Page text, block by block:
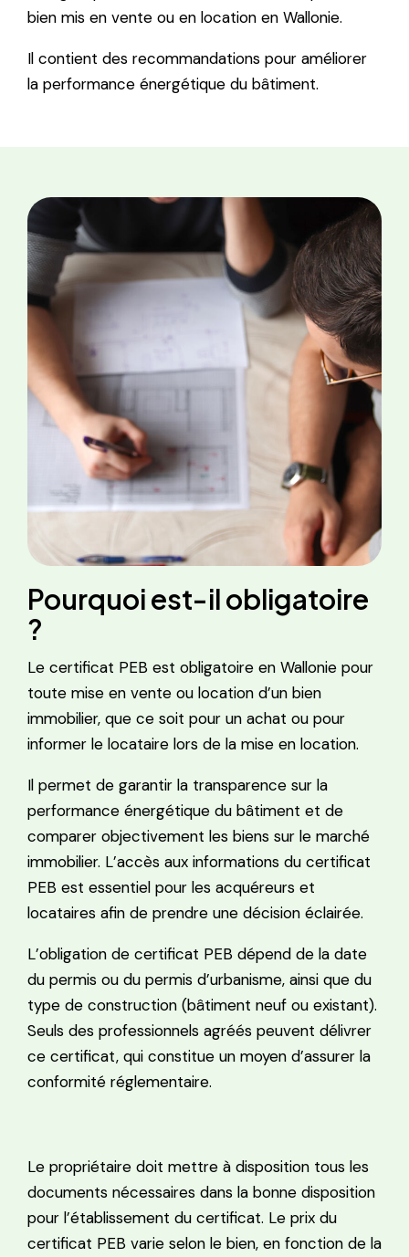
bien mis en vente ou en location en Wallonie.
Il contient des recommandations pour améliorer
la performance énergétique du bâtiment.
Pourquoi est-il obligatoire
?
Le certificat PEB est obligatoire en Wallonie pour
toute mise en vente ou location d’un bien
immobilier, que ce soit pour un achat ou pour
informer le locataire lors de la mise en location.
Il permet de garantir la transparence sur la
performance énergétique du bâtiment et de
comparer objectivement les biens sur le marché
immobilier. L’accès aux informations du certificat
PEB est essentiel pour les acquéreurs et
locataires afin de prendre une décision éclairée.
L’obligation de certificat PEB dépend de la date
du permis ou du permis d’urbanisme, ainsi que du
type de construction (bâtiment neuf ou existant).
Seuls des professionnels agréés peuvent délivrer
ce certificat, qui constitue un moyen d’assurer la
conformité réglementaire.
Le propriétaire doit mettre à disposition tous les
documents nécessaires dans la bonne disposition
pour l’établissement du certificat. Le prix du
certificat PEB varie selon le bien, en fonction de la